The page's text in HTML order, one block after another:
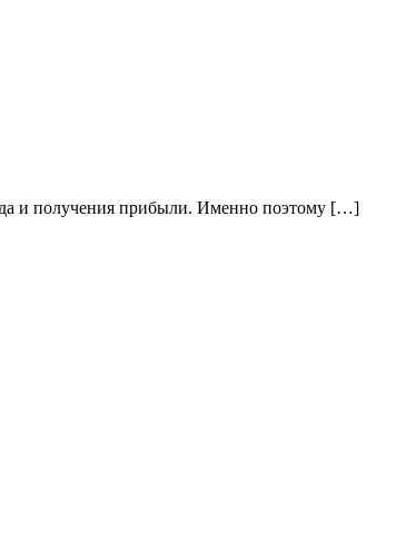
и получения прибыли. Именно поэтому […]